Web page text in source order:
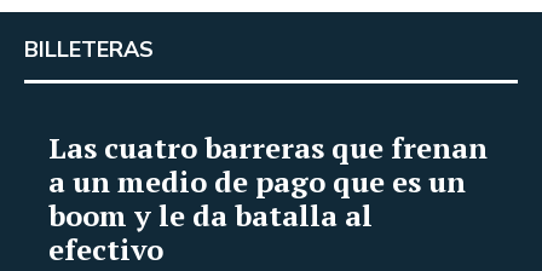
BILLETERAS
Las cuatro barreras que frenan
a un medio de pago que es un
boom y le da batalla al
efectivo